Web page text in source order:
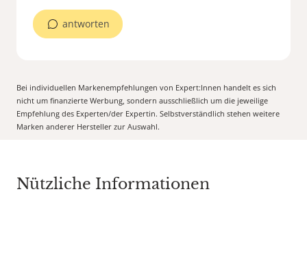
antworten
Bei individuellen Markenempfehlungen von Expert:Innen handelt es sich
nicht um finanzierte Werbung, sondern ausschließlich um die jeweilige
Empfehlung des Experten/der Expertin. Selbstverständlich stehen weitere
Marken anderer Hersteller zur Auswahl.
Nützliche Informationen